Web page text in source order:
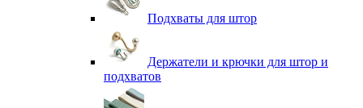
Подхваты для штор
Держатели и крючки для штор и
подхватов